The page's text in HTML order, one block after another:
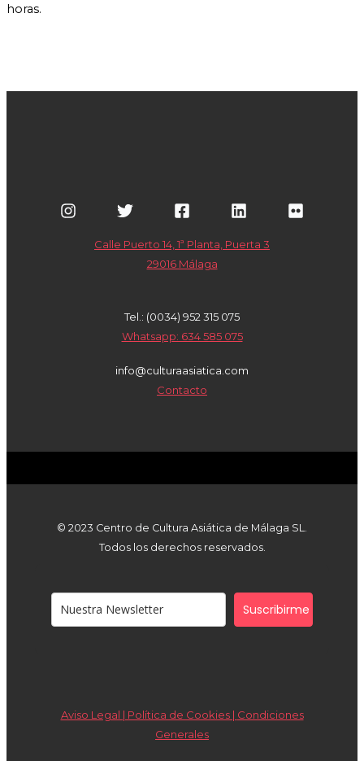
horas.
Calle Puerto 14, 1ª Planta, Puerta 3
29016 Málaga
Tel.: (0034) 952 315 075
Whatsapp: 634 585 075
info@culturaasiatica.com
Contacto
© 2023 Centro de Cultura Asiática de Málaga SL.
Todos los derechos reservados.
Suscribirme
Aviso Legal | Política de Cookies | Condiciones
Generales